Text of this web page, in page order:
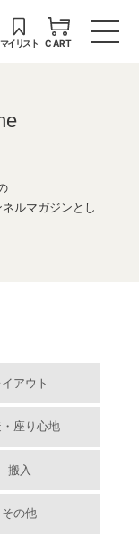
マイリスト CART
ルマガジンとし
イアウト
座り心地
搬入
その他